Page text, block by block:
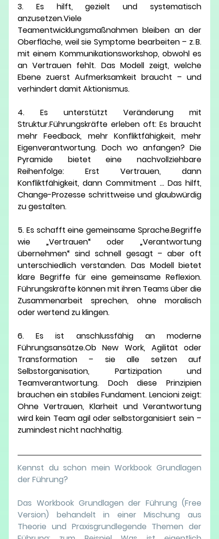
3. Es hilft, gezielt und systematisch
anzusetzen.Viele
Teamentwicklungsmaßnahmen bleiben an der
Oberfläche, weil sie Symptome bearbeiten – z. B.
mit einem Kommunikationsworkshop, obwohl es
an Vertrauen fehlt. Das Modell zeigt, welche
Ebene zuerst Aufmerksamkeit braucht – und
verhindert damit Aktionismus.
4. Es unterstützt Veränderung mit
Struktur.Führungskräfte erleben oft: Es braucht
mehr Feedback, mehr Konfliktfähigkeit, mehr
Eigenverantwortung. Doch wo anfangen? Die
Pyramide bietet eine nachvollziehbare
Reihenfolge: Erst Vertrauen, dann
Konfliktfähigkeit, dann Commitment … Das hilft,
Change-Prozesse schrittweise und glaubwürdig
zu gestalten.
5. Es schafft eine gemeinsame Sprache.Begriffe
wie „Vertrauen“ oder „Verantwortung
übernehmen“ sind schnell gesagt – aber oft
klare Begriffe für eine gemeinsame Reflexion.
Führungskräfte können mit ihren Teams über die
Zusammenarbeit sprechen, ohne moralisch
oder wertend zu klingen.
6. Es ist anschlussfähig an moderne
Führungsansätze.Ob New Work, Agilität oder
Transformation – sie alle setzen auf
Selbstorganisation, Partizipation und
Teamverantwortung. Doch diese Prinzipien
brauchen ein stabiles Fundament. Lencioni zeigt:
Ohne Vertrauen, Klarheit und Verantwortung
zumindest nicht nachhaltig.
Kennst du schon mein Workbook Grundlagen
der Führung?
Das Workbook Grundlagen der Führung (Free
Version) behandelt in einer Mischung aus
Theorie und Praxisgrundlegende Themen der